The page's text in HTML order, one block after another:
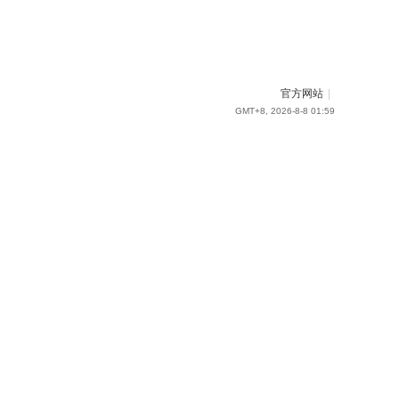
官方网站
GMT+8, 2026-8-8 01:59